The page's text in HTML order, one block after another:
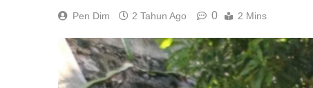
Pen Dim 2 Tahun Ago 0 2 Mins